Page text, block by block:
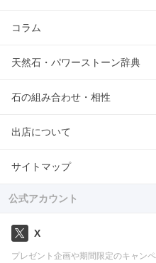
コラム
天然石・パワーストーン辞典
石の組み合わせ・相性
出店について
サイトマップ
公式アカウント
X
プレゼント企画や期間限定のキャン